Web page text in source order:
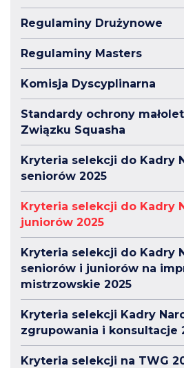
Regulaminy Drużynowe
Regulaminy Masters
Komisja Dyscyplinarna
Standardy ochrony
Związku Squasha
Kryteria selekcji do Kadry
seniorów 2025
Kryteria selekcji do Kadry
juniorów 2025
Kryteria selekcji do Kadry
seniorów i juniorów na
mistrzowskie 2025
Kryteria selekcji Kadry
zgrupowania i konsultacje
Kryteria selekcji na TWG